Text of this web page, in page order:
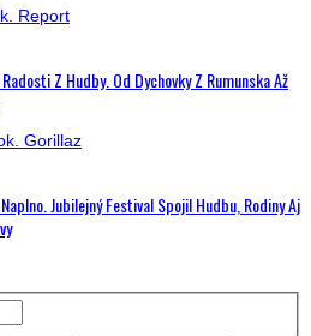
Z Hudby. Od Dychovky Z Rumunska Až
Jubilejný Festival Spojil Hudbu, Rodiny Aj